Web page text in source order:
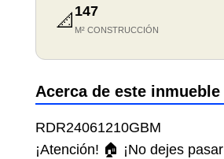
📐 147
M² CONSTRUCCIÓN
Acerca de este inmueble
RDR24061210GBM
¡Atención! 🏠 ¡No dejes pasar